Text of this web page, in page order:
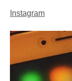
Instagram